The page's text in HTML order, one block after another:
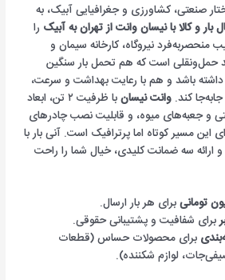
صنعتی، کشاورزی و جغرافیایی آبیک، به
و کالا با نیسان وانت از تهران به آبیک را
منحصربه‌فرد نیروگاه، کارخانه سیمان و
حمل‌ونقلی است که هم تحمل بار سنگین
باشد و هم با رعایت بهداشت و سرعت،
کند.وانت نیسان
با ظرفیت ۲ تن، ابعاد
و جعبه‌های میوه، و قابلیت نصب چادرهای
این مسیر کوتاه اما پرترافیک است. آنی بار با
و ارائه سه ضمانت کلیدی، خیال شما را راحت
برای هر بار ارسال.
برای شفافیت و پشتیبانی حقوقی.
برای محصولات حساس (قطعات
لوازم شکننده).